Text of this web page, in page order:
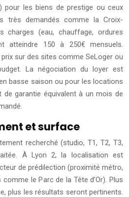
pour les biens de prestige ou ceux
très demandés comme la Croix-
charges (eau, chauffage, ordures
atteindre 150 à 250€ mensuels.
sur des sites comme SeLoger ou
La négociation du loyer est
basse saison ou pour les locations
de garantie équivalent à un mois de
et surface
recherché (studio, T1, T2, T3,
À Lyon 2, la localisation est
de prédilection (proximité métro,
le Parc de la Tête d’Or). Plus
plus les résultats seront pertinents.